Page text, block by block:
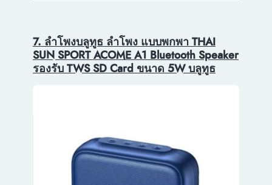
7. ลำโพงบลูทูธ ลำโพง แบบพกพา THAI
SUN SPORT ACOME A1 Bluetooth Speaker
รองรับ TWS SD Card ขนาด 5W บลูทูธ